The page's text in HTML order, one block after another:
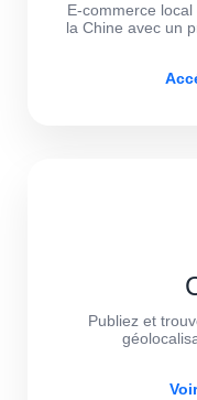
E-commerce
la Chine avec un
Publiez et